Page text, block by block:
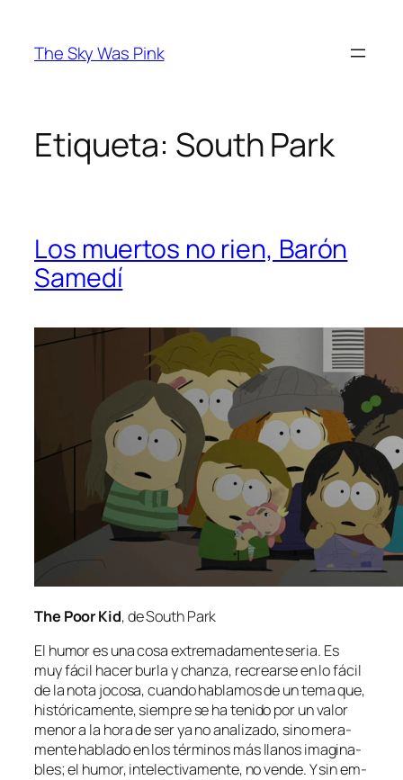
contenido
The Sky Was Pink
Etiqueta: South Park
Los muertos no rien, Barón
Samedí
The Poor Kid, de South Park
El hu­mor es una co­sa ex­tre­ma­da­men­te se­ria. Es
muy fá­cil ha­cer bur­la y chan­za, re­crear­se en lo fá­cil
de la no­ta jo­co­sa, cuan­do ha­bla­mos de un te­ma que,
his­tó­ri­ca­men­te, siem­pre se ha te­ni­do por un va­lor
me­nor a la ho­ra de ser ya no ana­li­za­do, sino me­ra­
men­te ha­bla­do en los tér­mi­nos más lla­nos ima­gi­na­
bles; el hu­mor, in­te­lec­ti­va­men­te, no ven­de. Y sin em­